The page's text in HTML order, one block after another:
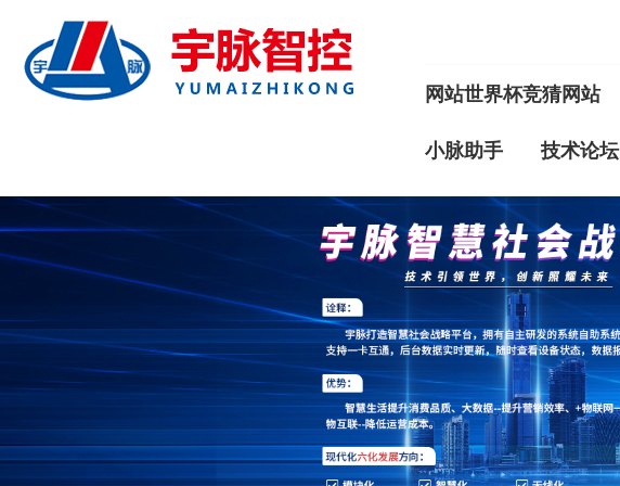
网站世界杯竞猜网站
小脉助手 技术论坛